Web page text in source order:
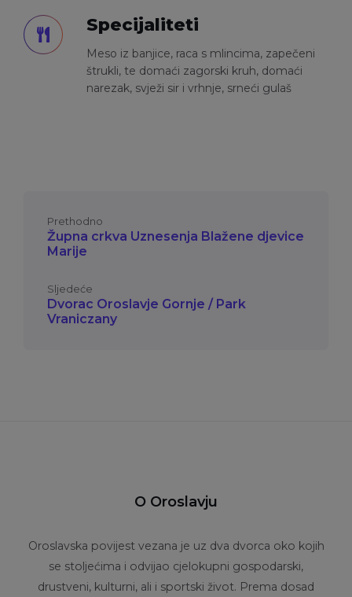
Specijaliteti
Meso iz banjice, raca s mlincima, zapečeni
štrukli, te domaći zagorski kruh, domaći
narezak, svježi sir i vrhnje, srneći gulaš
Prethodno
Župna crkva Uznesenja Blažene djevice
Marije
Sljedeće
Dvorac Oroslavje Gornje / Park
Vraniczany
O Oroslavju
Oroslavska povijest vezana je uz dva dvorca oko kojih
se stoljećima i odvijao cjelokupni gospodarski,
drustveni, kulturni, ali i sportski život. Prema dosad